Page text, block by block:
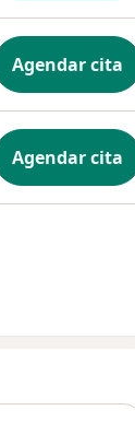
Agendar cita
Agendar cita